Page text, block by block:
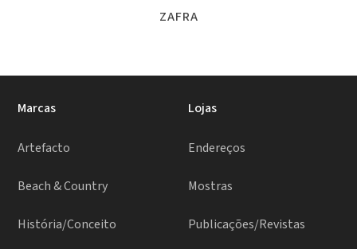
ZAFRA
Marcas
Artefacto
Beach & Country
História/Conceito
Lojas
Endereços
Mostras
Publicações/Revistas